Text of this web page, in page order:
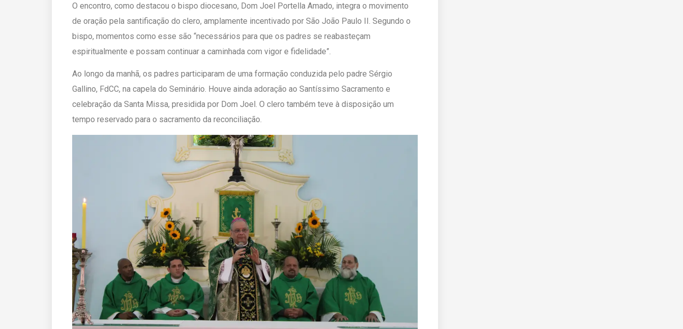
O encontro, como destacou o bispo diocesano, Dom Joel Portella Amado, integra o movimento
de oração pela santificação do clero, amplamente incentivado por São João Paulo II. Segundo o
bispo, momentos como esse são “necessários para que os padres se reabasteçam
espiritualmente e possam continuar a caminhada com vigor e fidelidade”.
Ao longo da manhã, os padres participaram de uma formação conduzida pelo padre Sérgio
Gallino, FdCC, na capela do Seminário. Houve ainda adoração ao Santíssimo Sacramento e
celebração da Santa Missa, presidida por Dom Joel. O clero também teve à disposição um
tempo reservado para o sacramento da reconciliação.